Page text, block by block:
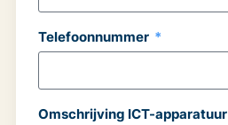
Telefoonnummer
Omschrijving ICT-apparatuur